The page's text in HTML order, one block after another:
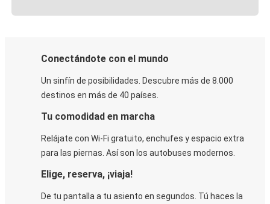
Conectándote con el mundo
Un sinfín de posibilidades. Descubre más de 8.000
destinos en más de 40 países.
Tu comodidad en marcha
Relájate con Wi-Fi gratuito, enchufes y espacio extra
para las piernas. Así son los autobuses modernos.
Elige, reserva, ¡viaja!
De tu pantalla a tu asiento en segundos. Tú haces la